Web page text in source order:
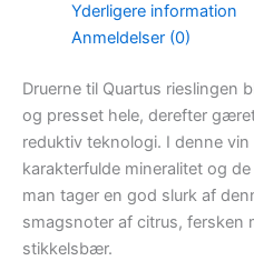
Yderligere information
Anmeldelser (0)
Druerne til Quartus rieslingen
og presset hele, derefter
reduktiv teknologi. I denne
karakterfulde mineralitet og
man tager en god slurk af
smagsnoter af citrus, fersken
stikkelsbær.